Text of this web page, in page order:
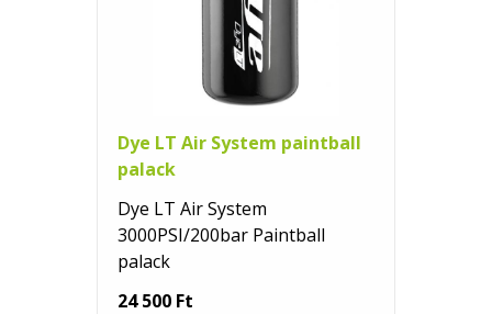
Dye LT Air System paintball
palack
Dye LT Air System
3000PSI/200bar Paintball
palack
24 500 Ft